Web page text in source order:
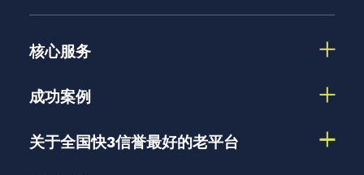
核心服务
成功案例
关于全国快3信誉最好的老平台